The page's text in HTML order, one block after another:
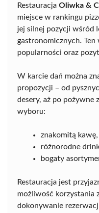
Restauracja Oliwka &
miejsce w rankingu
jej silnej pozycji wśród
gastronomicznych.
popularności oraz
W karcie dań można
propozycji – od
desery, aż po pożywne
wyboru:
znakomitą kawę,
różnorodne
bogaty
Restauracja jest
możliwość korzystania
dokonywanie